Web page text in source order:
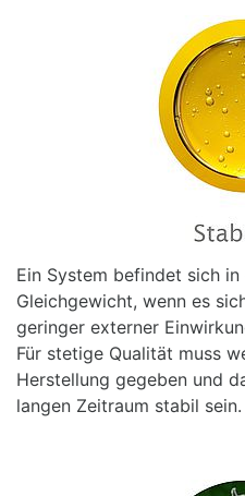
Ein System befindet sich
Gleichgewicht, wenn es
geringer externer
Für stetige Qualität muss
Herstellung gegeben und
langen Zeitraum stabil sein.